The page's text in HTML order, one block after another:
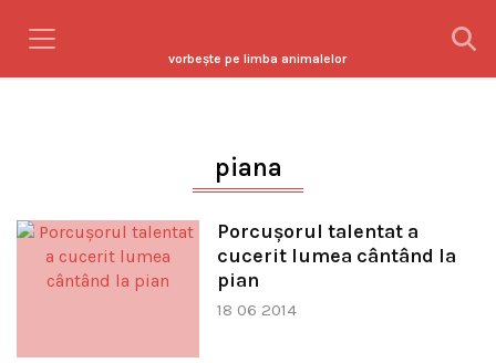
vorbeşte pe limba animalelor
piana
Porcușorul talentat a
cucerit lumea cântând la
pian
18 06 2014